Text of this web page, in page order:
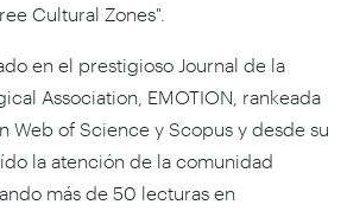
Cultural Zones".
en el prestigioso Journal de la
Association , EMOTION, rankeada
Web of Science y Scopus y desde su
la atención de la comunidad
más de 50 lecturas en